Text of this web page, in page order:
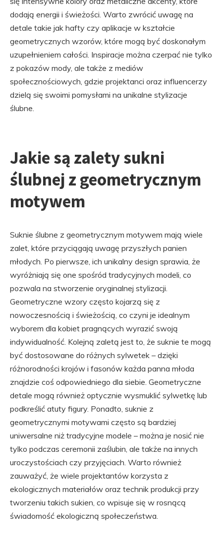
dodają energii i świeżości. Warto zwrócić uwagę na
detale takie jak hafty czy aplikacje w kształcie
geometrycznych wzorów, które mogą być doskonałym
uzupełnieniem całości. Inspiracje można czerpać nie tylko
z pokazów mody, ale także z mediów
społecznościowych, gdzie projektanci oraz influencerzy
dzielą się swoimi pomysłami na unikalne stylizacje
ślubne.
Jakie są zalety sukni
ślubnej z geometrycznym
motywem
Suknie ślubne z geometrycznym motywem mają wiele
zalet, które przyciągają uwagę przyszłych panien
młodych. Po pierwsze, ich unikalny design sprawia, że
wyróżniają się one spośród tradycyjnych modeli, co
pozwala na stworzenie oryginalnej stylizacji.
Geometryczne wzory często kojarzą się z
nowoczesnością i świeżością, co czyni je idealnym
wyborem dla kobiet pragnących wyrazić swoją
indywidualność. Kolejną zaletą jest to, że suknie te mogą
być dostosowane do różnych sylwetek – dzięki
różnorodności krojów i fasonów każda panna młoda
znajdzie coś odpowiedniego dla siebie. Geometryczne
detale mogą również optycznie wysmuklić sylwetkę lub
podkreślić atuty figury. Ponadto, suknie z
geometrycznymi motywami często są bardziej
uniwersalne niż tradycyjne modele – można je nosić nie
tylko podczas ceremonii zaślubin, ale także na innych
uroczystościach czy przyjęciach. Warto również
zauważyć, że wiele projektantów korzysta z
ekologicznych materiałów oraz technik produkcji przy
tworzeniu takich sukien, co wpisuje się w rosnącą
świadomość ekologiczną społeczeństwa.